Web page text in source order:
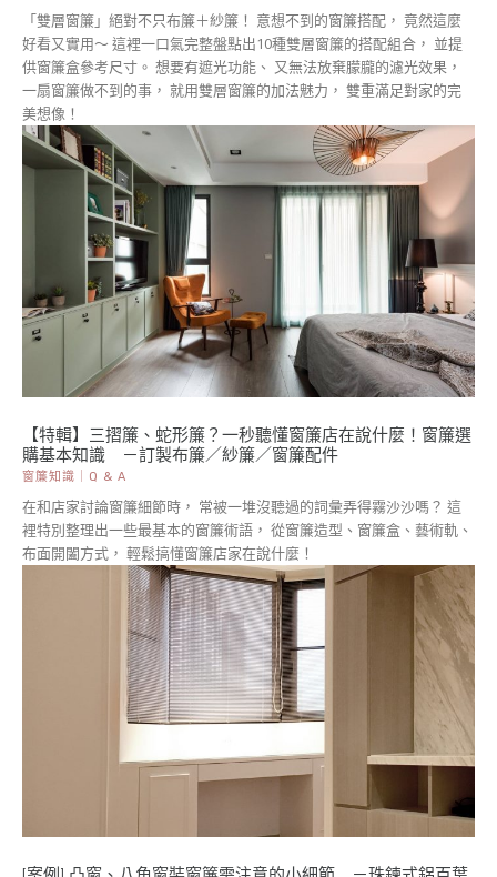
「雙層窗簾」絕對不只布簾＋紗簾！ 意想不到的窗簾搭配， 竟然這麼
好看又實用～ 這裡一口氣完整盤點出10種雙層窗簾的搭配組合， 並提
供窗簾盒參考尺寸。 想要有遮光功能、 又無法放棄朦朧的濾光效果，
一扇窗簾做不到的事， 就用雙層窗簾的加法魅力， 雙重滿足對家的完
美想像！
【特輯】三摺簾、蛇形簾？一秒聽懂窗簾店在說什麼！窗簾選
購基本知識 －訂製布簾／紗簾／窗簾配件
窗簾知識｜Q & A
在和店家討論窗簾細節時， 常被一堆沒聽過的詞彙弄得霧沙沙嗎？ 這
裡特別整理出一些最基本的窗簾術語， 從窗簾造型、窗簾盒、藝術軌、
布面開闔方式， 輕鬆搞懂窗簾店家在說什麼！